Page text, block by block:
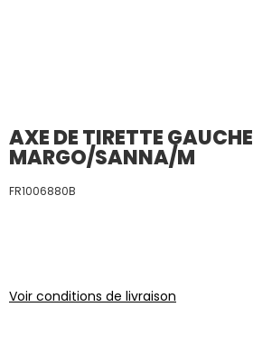
AXE DE TIRETTE GAUCHE
MARGO/SANNA/M
FR1006880B
Voir conditions de livraison